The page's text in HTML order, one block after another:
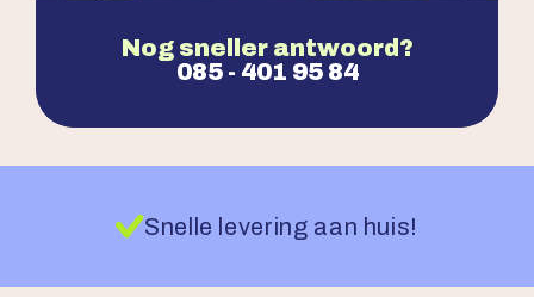
Nog sneller antwoord?
085 - 401 95 84
Snelle levering aan huis!